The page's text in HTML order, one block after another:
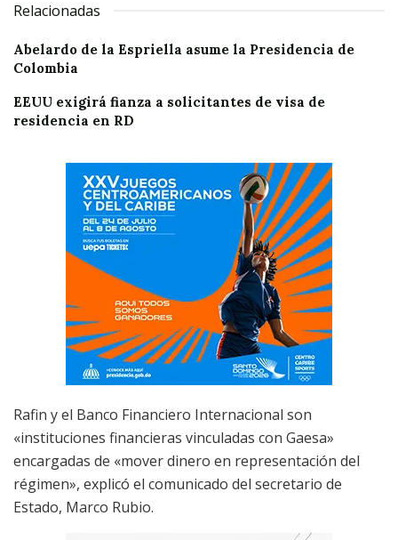
Relacionadas
Abelardo de la Espriella asume la Presidencia de
Colombia
EEUU exigirá fianza a solicitantes de visa de
residencia en RD
Rafin y el Banco Financiero Internacional son
«instituciones financieras vinculadas con Gaesa»
encargadas de «mover dinero en representación del
régimen», explicó el comunicado del secretario de
Estado, Marco Rubio.